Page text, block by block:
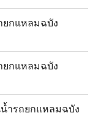
ยกแหลมฉบัง
ยกแหลมฉบัง
ำรถยกแหลมฉบัง